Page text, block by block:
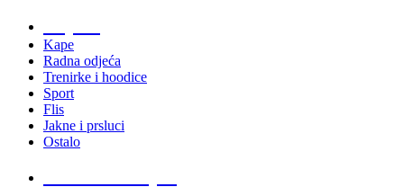
Kape
Radna odjeća
Trenirke i hoodice
Sport
Flis
Jakne i prsluci
Ostalo